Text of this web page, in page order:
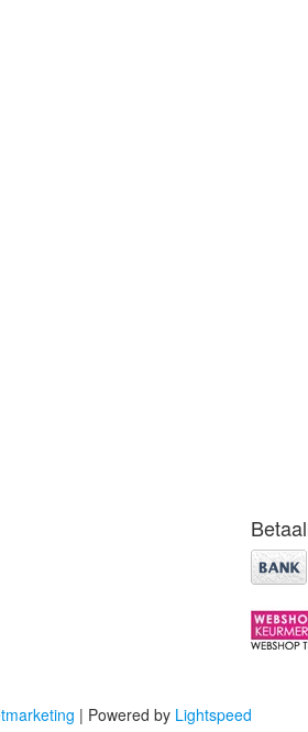
| Powered by Lightspeed